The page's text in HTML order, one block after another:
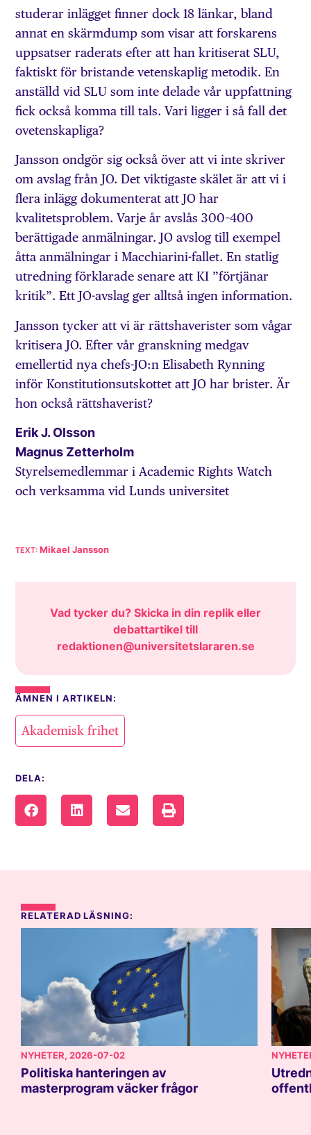
studerar inlägget finner dock 18 länkar, bland
annat en skärmdump som visar att forskarens
uppsatser raderats efter att han kritiserat SLU,
faktiskt för bristande vetenskaplig metodik. En
anställd vid SLU som inte delade vår uppfattning
fick också komma till tals. Vari ligger i så fall det
ovetenskapliga?
Jansson ondgör sig också över att vi inte skriver
om avslag från JO. Det viktigaste skälet är att vi i
flera inlägg dokumenterat att JO har
kvalitetsproblem. Varje år avslås 300–400
berättigade anmälningar. JO avslog till exempel
åtta anmälningar i Macchiarini-fallet. En statlig
utredning förklarade senare att KI ”förtjänar
kritik”. Ett JO-avslag ger alltså ingen information.
Jansson tycker att vi är rättshaverister som vågar
kritisera JO. Efter vår granskning medgav
emellertid nya chefs-JO:n Elisabeth Rynning
inför Konstitutionsutskottet att JO har brister. Är
hon också rättshaverist?
Erik J. Olsson
Magnus Zetterholm
Styrelsemedlemmar i Academic Rights Watch
och verksamma vid Lunds universitet
Mikael Jansson
Vad tycker du? Skicka in din replik eller
debattartikel till
redaktionen@universitetslararen.se
ÄMNEN I ARTIKELN:
Akademisk frihet
DELA:
RELATERAD LÄSNING:
NYHETER, 2026-07-02
Politiska hanteringen av
masterprogram väcker frågor